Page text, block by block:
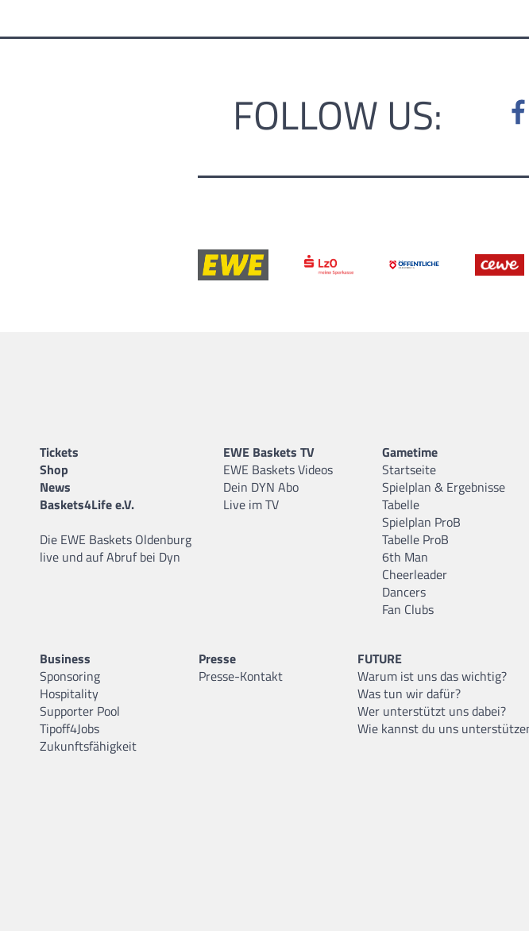
FOLLOW US:
Tickets
Shop
News
Baskets4Life e.V.
Die EWE Baskets Oldenburg
live und auf Abruf bei Dyn
EWE Baskets TV
EWE Baskets Videos
Dein DYN Abo
Live im TV
Gametime
Startseite
Spielplan & Ergebnisse
Tabelle
Spielplan ProB
Tabelle ProB
6th Man
Cheerleader
Dancers
Fan Clubs
Business
Sponsoring
Hospitality
Supporter Pool
Tipoff4Jobs
Zukunftsfähigkeit
Presse
Presse-Kontakt
FUTURE
Warum ist uns das wichtig?
Was tun wir dafür?
Wer unterstützt uns dabei?
Wie kannst du uns